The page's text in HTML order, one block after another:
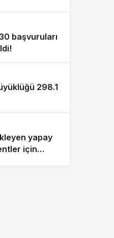
başvuruları
298.1
yapay
için